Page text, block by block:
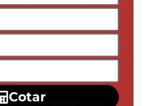
Cotar